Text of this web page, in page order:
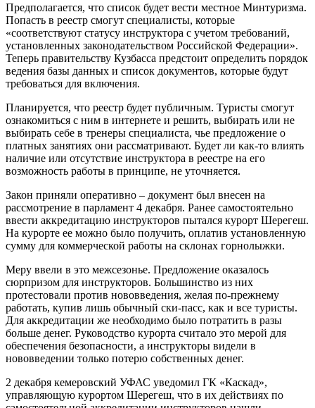
Предполагается, что список будет вести местное Минтуризма.
Попасть в реестр смогут специалисты, которые
«соответствуют статусу инструктора с учетом требований,
установленных законодательством Российской Федерации».
Теперь правительству Кузбасса предстоит определить порядок
ведения базы данных и список документов, которые будут
требоваться для включения.
Планируется, что реестр будет публичным. Туристы смогут
ознакомиться с ним в интернете и решить, выбирать или не
выбирать себе в тренеры специалиста, чье предложение о
платных занятиях они рассматривают. Будет ли как-то влиять
наличие или отсутствие инструктора в реестре на его
возможность работы в принципе, не уточняется.
Закон приняли оперативно – документ был внесен на
рассмотрение в парламент 4 декабря. Ранее самостоятельно
ввести аккредитацию инструкторов пытался курорт Шерегеш.
На курорте ее можно было получить, оплатив установленную
сумму для коммерческой работы на склонах горнолыжки.
Меру ввели в это межсезонье. Предложение оказалось
сюрпризом для инструкторов. Большинство из них
протестовали против нововведения, желая по-прежнему
работать, купив лишь обычный ски-пасс, как и все туристы.
Для аккредитации же необходимо было потратить в разы
больше денег. Руководство курорта считало это мерой для
обеспечения безопасности, а инструкторы видели в
нововведении только потерю собственных денег.
2 декабря кемеровский УФАС уведомил ГК «Каскад»,
управляющую курортом Шерегеш, что в их действиях по